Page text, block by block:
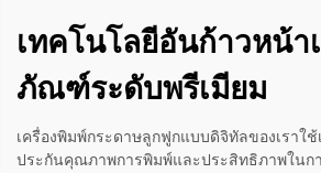
เทคโนโลยีอันก้าวหน้า
ภัณฑ์ระดับพรีเมียม
เครื่องพิมพ์กระดาษลูกฟูกแบบดิจิทัลของเราใ
ประกันคุณภาพการพิมพ์และประสิทธิภาพในก